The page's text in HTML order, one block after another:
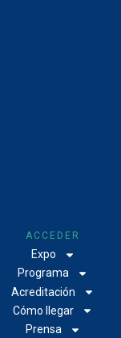
ACCEDER
Expo
Programa
Acreditación
Cómo llegar
Prensa